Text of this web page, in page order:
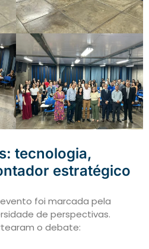
tecnologia,
estratégico
foi marcada pela
de perspectivas.
o debate: